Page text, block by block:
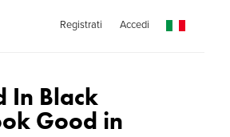
Registrati Accedi
In Black
Good in